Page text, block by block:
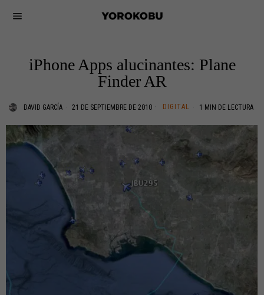
iPhone Apps alucinantes: Plane
Finder AR
DAVID GARCÍA 21 DE SEPTIEMBRE DE 2010 DIGITAL 1 MIN DE LECTURA